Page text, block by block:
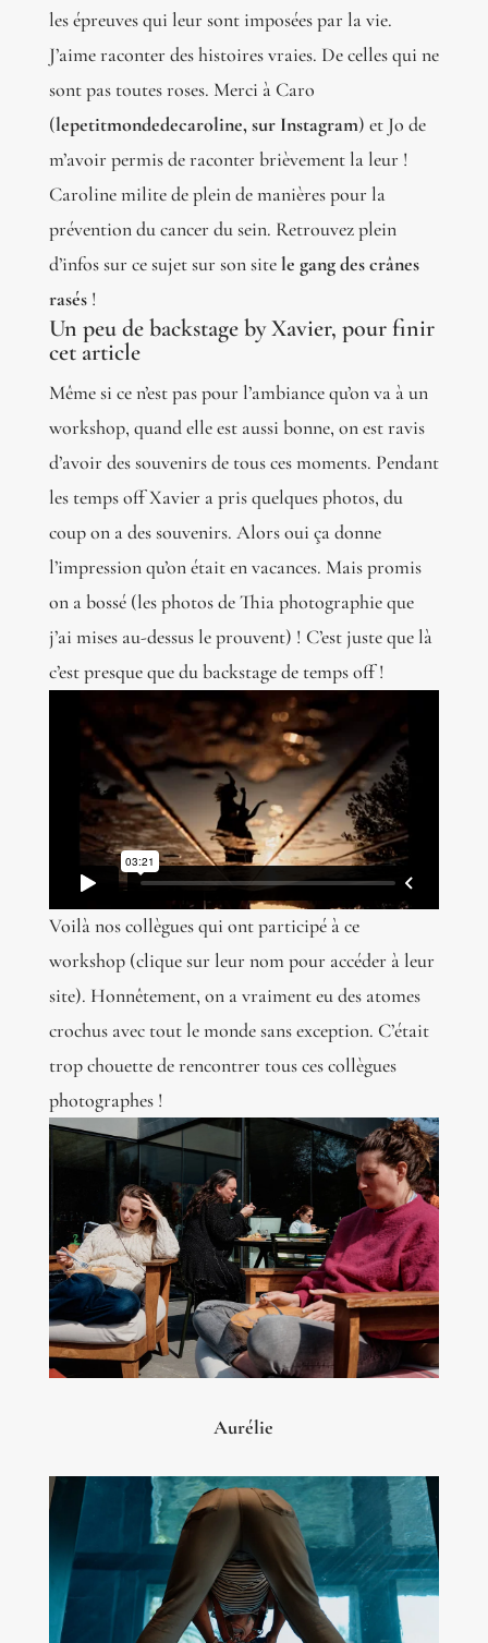
les épreuves qui leur sont imposées par la vie.
J’aime raconter des histoires vraies. De celles qui ne
sont pas toutes roses. Merci à Caro
(lepetitmondedecaroline, sur Instagram) et Jo de
m’avoir permis de raconter brièvement la leur !
Caroline milite de plein de manières pour la
prévention du cancer du sein. Retrouvez plein
d’infos sur ce sujet sur son sitele gang des crânes
rasés!
Un peu de backstage by Xavier, pour finir
cet article
Même si ce n’est pas pour l’ambiance qu’on va à un
workshop, quand elle est aussi bonne, on est ravis
d’avoir des souvenirs de tous ces moments. Pendant
les temps off Xavier a pris quelques photos, du
coup on a des souvenirs. Alors oui ça donne
l’impression qu’on était en vacances. Mais promis
on a bossé (les photos de Thia photographie que
j’ai mises au-dessus le prouvent) ! C’est juste que là
c’est presque que du backstage de temps off !
Voilà nos collègues qui ont participé à ce
workshop (clique sur leur nom pour accéder à leur
site). Honnêtement, on a vraiment eu des atomes
crochus avec tout le monde sans exception. C’était
trop chouette de rencontrer tous ces collègues
photographes !
Aurélie